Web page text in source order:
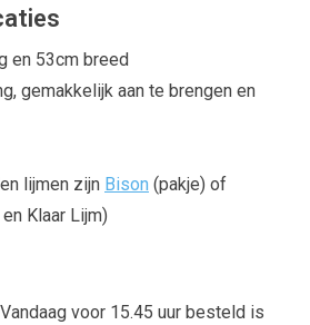
en 53cm breed
gemakkelijk aan te brengen en
lijmen zijn Bison (pakje) of
Klaar Lijm)
Vandaag voor 15.45 uur besteld is